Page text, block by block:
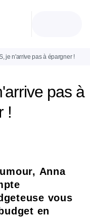
je n'arrive pas à épargner !
pas à
!
Anna
vous
en